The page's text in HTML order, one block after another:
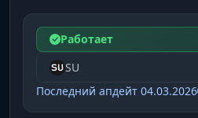
Работает
SU
Последний апдейт 04.03.2026